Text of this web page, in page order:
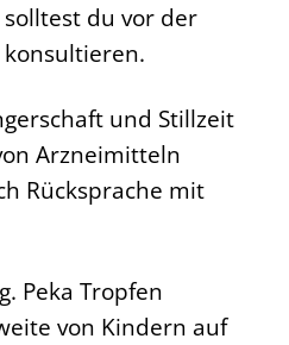
du vor der
und Stillzeit
Arzneimitteln
Rücksprache mit
Peka Tropfen
von Kindern auf